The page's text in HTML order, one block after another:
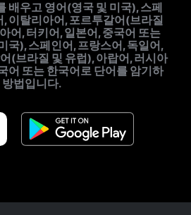
배우고 영어(영국 및 미국), 스페
, 이탈리아어, 포르투갈어(브라질
어, 터키어, 일본어, 중국어 또는
국), 스페인어, 프랑스어, 독일어,
(브라질 및 유럽), 아랍어, 러시아
어 또는 한국어로 단어를 암기하
법입니다.